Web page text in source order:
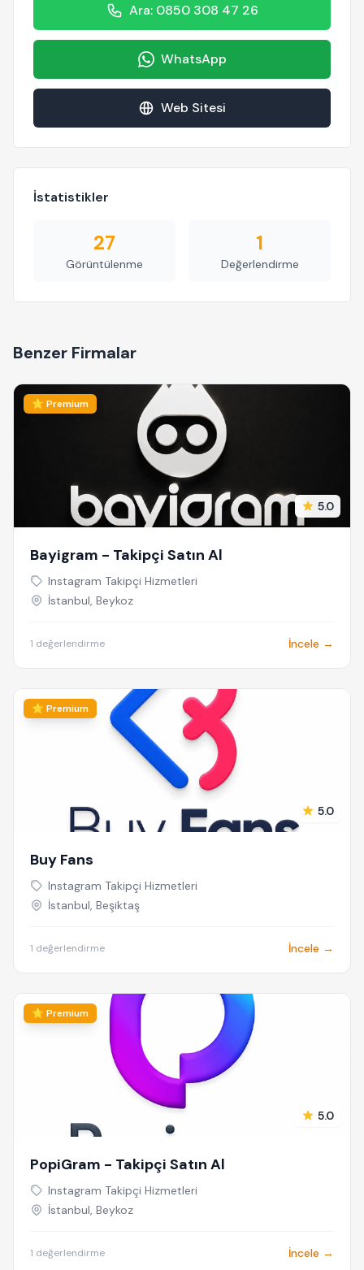
Ara: 0850 308 47 26
WhatsApp
Web Sitesi
İstatistikler
27
Görüntülenme
1
Değerlendirme
Benzer Firmalar
⭐ Premium
5.0
Bayigram - Takipçi Satın Al
Instagram Takipçi Hizmetleri
İstanbul, Beykoz
1 değerlendirme İncele →
⭐ Premium
5.0
Buy Fans
Instagram Takipçi Hizmetleri
İstanbul, Beşiktaş
1 değerlendirme İncele →
⭐ Premium
5.0
PopiGram - Takipçi Satın Al
Instagram Takipçi Hizmetleri
İstanbul, Beykoz
1 değerlendirme İncele →